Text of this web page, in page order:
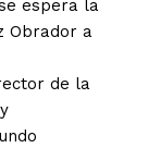
espera la
Obrador a
de la